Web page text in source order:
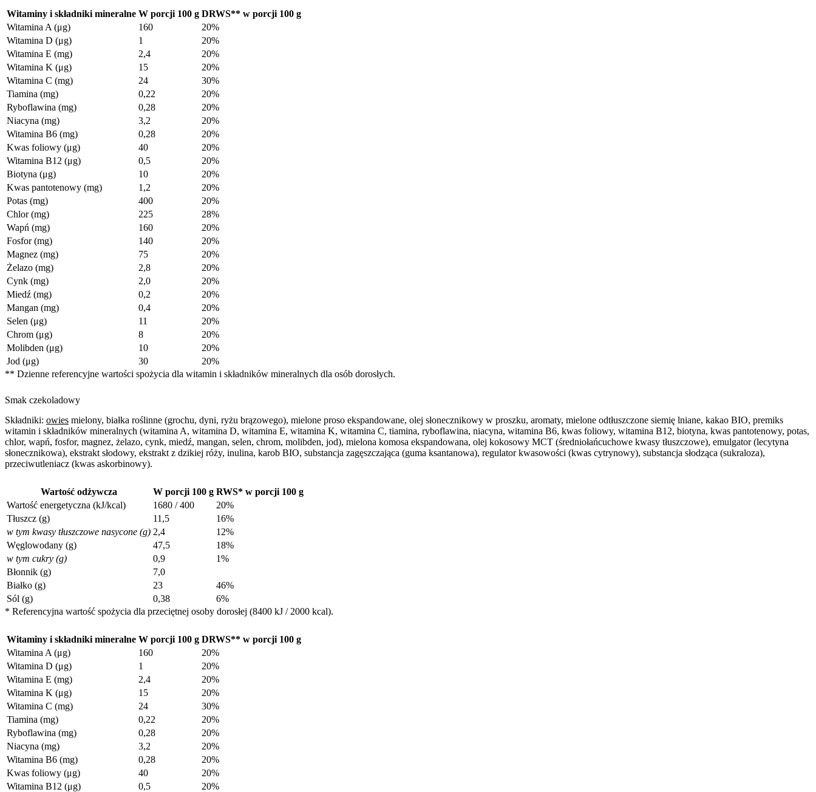
Witaminy i składniki mineralne W porcji 100 g DRWS** w porcji 100 g
Witamina A (μg)
160
20%
Witamina D (μg)
1
20%
Witamina E (mg)
2,4
20%
Witamina K (μg)
15
20%
Witamina C (mg)
24
30%
Tiamina (mg)
0,22
20%
Ryboflawina (mg)
0,28
20%
Niacyna (mg)
3,2
20%
Witamina B6 (mg)
0,28
20%
Kwas foliowy (μg)
40
20%
Witamina B12 (μg)
0,5
20%
Biotyna (μg)
10
20%
Kwas pantotenowy (mg)
1,2
20%
Potas (mg)
400
20%
Chlor (mg)
225
28%
Wapń (mg)
160
20%
Fosfor (mg)
140
20%
Magnez (mg)
75
20%
Żelazo (mg)
2,8
20%
Cynk (mg)
2,0
20%
Miedź (mg)
0,2
20%
Mangan (mg)
0,4
20%
Selen (μg)
11
20%
Chrom (μg)
8
20%
Molibden (μg)
10
20%
Jod (μg)
30
20%
** Dzienne referencyjne wartości spożycia dla witamin i składników mineralnych dla osób dorosłych.
Smak czekoladowy
Składniki: owies mielony, białka roślinne (grochu, dyni, ryżu brązowego), mielone proso ekspandowane, olej słonecznikowy w proszku, aromaty, mielone odtłuszczone siemię lniane, kakao BIO, premiks
witamin i składników mineralnych (witamina A, witamina D, witamina E, witamina K, witamina C, tiamina, ryboflawina, niacyna, witamina B6, kwas foliowy, witamina B12, biotyna, kwas pantotenowy, potas,
chlor, wapń, fosfor, magnez, żelazo, cynk, miedź, mangan, selen, chrom, molibden, jod), mielona komosa ekspandowana, olej kokosowy MCT (średniołańcuchowe kwasy tłuszczowe), emulgator (lecytyna
słonecznikowa), ekstrakt słodowy, ekstrakt z dzikiej róży, inulina, karob BIO, substancja zagęszczająca (guma ksantanowa), regulator kwasowości (kwas cytrynowy), substancja słodząca (sukraloza),
przeciwutleniacz (kwas askorbinowy).
Wartość odżywcza W porcji 100 g RWS* w porcji 100 g
Wartość energetyczna (kJ/kcal)
1680 / 400
20%
Tłuszcz (g)
11,5
16%
w tym kwasy tłuszczowe nasycone (g) 2,4
12%
Węglowodany (g)
47,5
18%
w tym cukry (g)
0,9
1%
Błonnik (g)
7,0
Białko (g)
23
46%
Sól (g)
0,38
6%
* Referencyjna wartość spożycia dla przeciętnej osoby dorosłej (8400 kJ / 2000 kcal).
Witaminy i składniki mineralne W porcji 100 g DRWS** w porcji 100 g
Witamina A (μg)
160
20%
Witamina D (μg)
1
20%
Witamina E (mg)
2,4
20%
Witamina K (μg)
15
20%
Witamina C (mg)
24
30%
Tiamina (mg)
0,22
20%
Ryboflawina (mg)
0,28
20%
Niacyna (mg)
3,2
20%
Witamina B6 (mg)
0,28
20%
Kwas foliowy (μg)
40
20%
Witamina B12 (μg)
0,5 20%